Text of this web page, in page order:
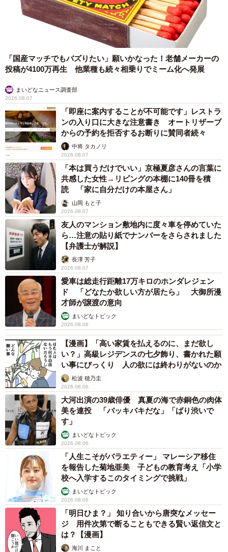
「国産マッチでもバズりたい」願いかなった！老舗メーカーの
投稿が4100万再生 他業種も続々相乗りでミーム化へ発展
まいどなニュース調査部
2026.08.07
「即座に案内することが不可能です」レストラ
ンの入り口に大きな注意書き オートリザーブ
からの予約を拒否するお断りに賛同者続々
中将 タカノリ
2026.08.07
「本は買うだけでいい」京極夏彦さんの言葉に
共感した女性→リビングの本棚に140冊を積
読 「家に自分だけの本屋さん」
山岡 もと子
2026.08.07
友人のマンション敷地内に度々車を停めていた
ら…注意の貼り紙でナンバーをさらされました
【弁護士が解説】
長澤 芳子
2026.08.07
愛車は総走行距離17万キロのホンダレジェン
ド 「どなたか欲しい方が居たら」 大御所漫
才師が譲渡の意向
まいどなトピック
2026.08.06
【漫画】「高い家賃を払えるのに、まだ欲し
い？」高級レジデンスの七夕飾り、書かれた願
い事にびっくり 人の欲には終わりがないのか
松波 穂乃圭
2026.08.06
大河出演の39歳俳優 真夏の海で赤銅色の肉体
美を連投 「バッキバキだな」「ばり渋いで
す」
まいどなトピック
2026.08.06
「人生こそがバラエティー」 マレーシア移住
を報告した菊地亜美 子どもの教育考え「小学
校へ入学するこのタイミングで挑戦」
まいどなトピック
2026.08.06
「明日ひま？」 知り合いから唐突なメッセー
ジ 用件次第で断ることもできる賢い返信文と
は？【漫画】
海川 まこと